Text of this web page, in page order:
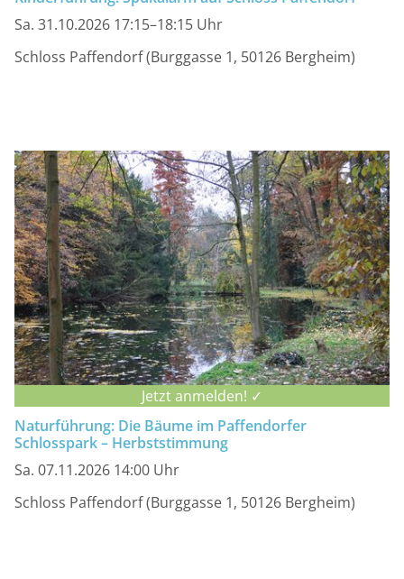
Sa. 31.10.2026 17:15–18:15 Uhr
Schloss Paffendorf (Burggasse 1, 50126 Bergheim)
Jetzt anmelden! ✓
Naturführung: Die Bäume im Paffendorfer
Schlosspark – Herbststimmung
Sa. 07.11.2026 14:00 Uhr
Schloss Paffendorf (Burggasse 1, 50126 Bergheim)